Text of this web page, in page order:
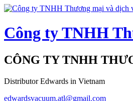
Công ty TNHH
CÔNG TY TNHH
Distributor Edwards in Vietnam
edwardsvacuum.atl@gmail.com